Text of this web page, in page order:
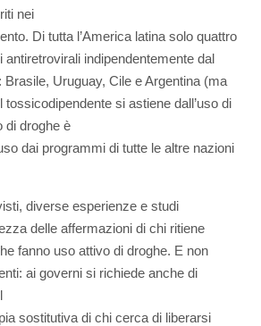
nei
Di tutta l’America latina solo quattro
antiretrovirali indipendentemente dal
Brasile, Uruguay, Cile e Argentina (ma
tossicodipendente si astiene dall’uso di
di droghe è
dai programmi di tutte le altre nazioni
diverse esperienze e studi
delle affermazioni di chi ritiene
fanno uso attivo di droghe. E non
ai governi si richiede anche di
sostitutiva di chi cerca di liberarsi